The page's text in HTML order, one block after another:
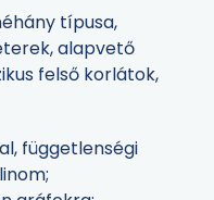
típusa,
alapvető
felső korlátok,
függetlenségi